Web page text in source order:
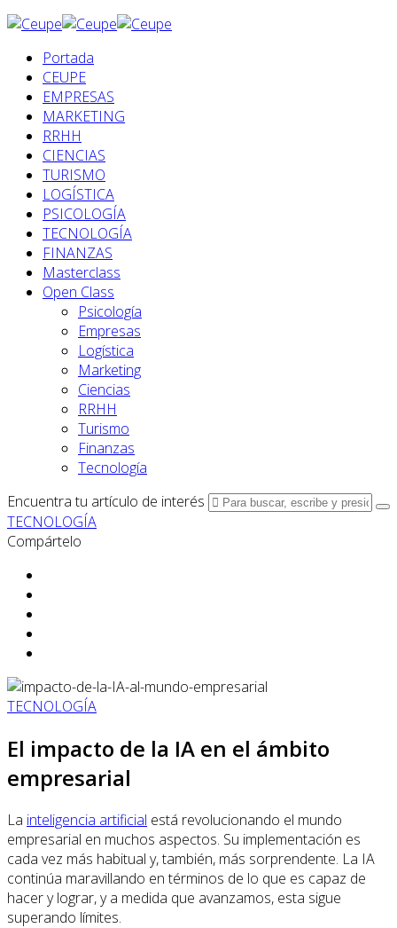
Portada
CEUPE
EMPRESAS
MARKETING
RRHH
CIENCIAS
TURISMO
LOGÍSTICA
PSICOLOGÍA
TECNOLOGÍA
FINANZAS
Masterclass
Open Class
Psicología
Empresas
Logística
Marketing
Ciencias
RRHH
Turismo
Finanzas
Tecnología
Encuentra tu artículo de interés
TECNOLOGÍA
Compártelo
TECNOLOGÍA
El impacto de la IA en el ámbito
empresarial
La inteligencia artificial está revolucionando el mundo
empresarial en muchos aspectos. Su implementación es
cada vez más habitual y, también, más sorprendente. La IA
continúa maravillando en términos de lo que es capaz de
hacer y lograr, y a medida que avanzamos, esta sigue
superando límites.